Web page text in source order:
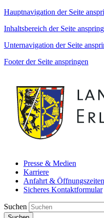
Hauptnavigation der Seite
Inhaltsbereich der Seite
Unternavigation der Seite
Footer der Seite anspringen
Presse & Medien
Karriere
Anfahrt & Öffnungszeiten
Sicheres Kontaktformular
Suchen